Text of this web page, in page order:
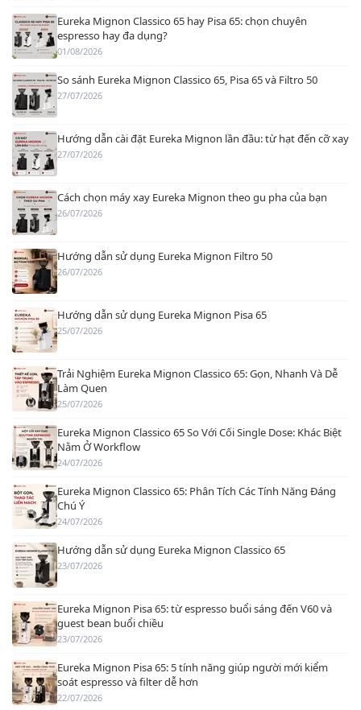
Eureka Mignon Classico 65 hay Pisa 65: chọn chuyên
espresso hay đa dụng?
01/08/2026
So sánh Eureka Mignon Classico 65, Pisa 65 và Filtro 50
27/07/2026
Hướng dẫn cài đặt Eureka Mignon lần đầu: từ hạt đến cỡ xay
27/07/2026
Cách chọn máy xay Eureka Mignon theo gu pha của bạn
26/07/2026
Hướng dẫn sử dụng Eureka Mignon Filtro 50
26/07/2026
Hướng dẫn sử dụng Eureka Mignon Pisa 65
25/07/2026
Trải Nghiệm Eureka Mignon Classico 65: Gọn, Nhanh Và Dễ
Làm Quen
25/07/2026
Eureka Mignon Classico 65 So Với Cối Single Dose: Khác Biệt
Nằm Ở Workflow
24/07/2026
Eureka Mignon Classico 65: Phân Tích Các Tính Năng Đáng
Chú Ý
24/07/2026
Hướng dẫn sử dụng Eureka Mignon Classico 65
23/07/2026
Eureka Mignon Pisa 65: từ espresso buổi sáng đến V60 và
guest bean buổi chiều
23/07/2026
Eureka Mignon Pisa 65: 5 tính năng giúp người mới kiểm
soát espresso và filter dễ hơn
22/07/2026